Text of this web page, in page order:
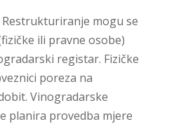
mogu se
ili pravne osobe)
registar. Fizičke
poreza na
Vinogradarske
planira provedba mjere